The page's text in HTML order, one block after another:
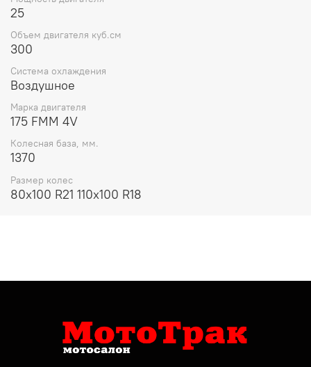
25
Объем двигателя куб.см
300
Система охлаждения
Воздушное
Марка двигателя
175 FMM 4V
Колесная база, мм.
1370
Размер колес
80х100 R21 110х100 R18